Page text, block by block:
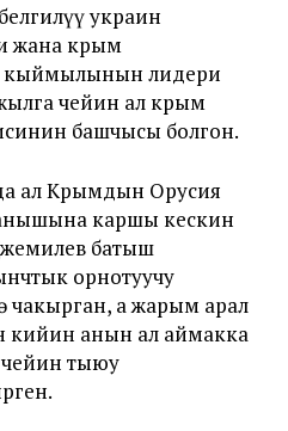
украин
жана крым
кыймылынын лидери
чейин ал крым
башчысы болгон.
ал Крымдын Орусия
каршы кескин
батыш
орнотуучу
чакырган, а жарым арал
кийин анын ал аймакка
чейин тыюу